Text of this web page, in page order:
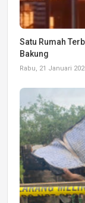
Satu Rumah
Bakung
Rabu, 21 Januari